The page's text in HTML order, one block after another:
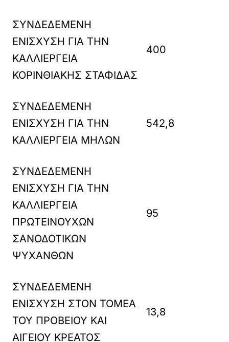
ΣΥΝΔΕΔΕΜΕΝΗ
ΕΝΙΣΧΥΣΗ ΓΙΑ ΤΗΝ
ΚΑΛΛΙΕΡΓΕΙΑ
ΚΟΡΙΝΘΙΑΚΗΣ ΣΤΑΦΙΔΑΣ
400
ΣΥΝΔΕΔΕΜΕΝΗ
ΕΝΙΣΧΥΣΗ ΓΙΑ ΤΗΝ
ΚΑΛΛΙΕΡΓΕΙΑ ΜΗΛΩΝ
542,8
ΣΥΝΔΕΔΕΜΕΝΗ
ΕΝΙΣΧΥΣΗ ΓΙΑ ΤΗΝ
ΚΑΛΛΙΕΡΓΕΙΑ
ΠΡΩΤΕΙΝΟΥΧΩΝ
ΣΑΝΟΔΟΤΙΚΩΝ
ΨΥΧΑΝΘΩΝ
95
ΣΥΝΔΕΔΕΜΕΝΗ
ΕΝΙΣΧΥΣΗ ΣΤΟΝ ΤΟΜΕΑ
ΤΟΥ ΠΡΟΒΕΙΟΥ ΚΑΙ
ΑΙΓΕΙΟΥ ΚΡΕΑΤΟΣ
13,8